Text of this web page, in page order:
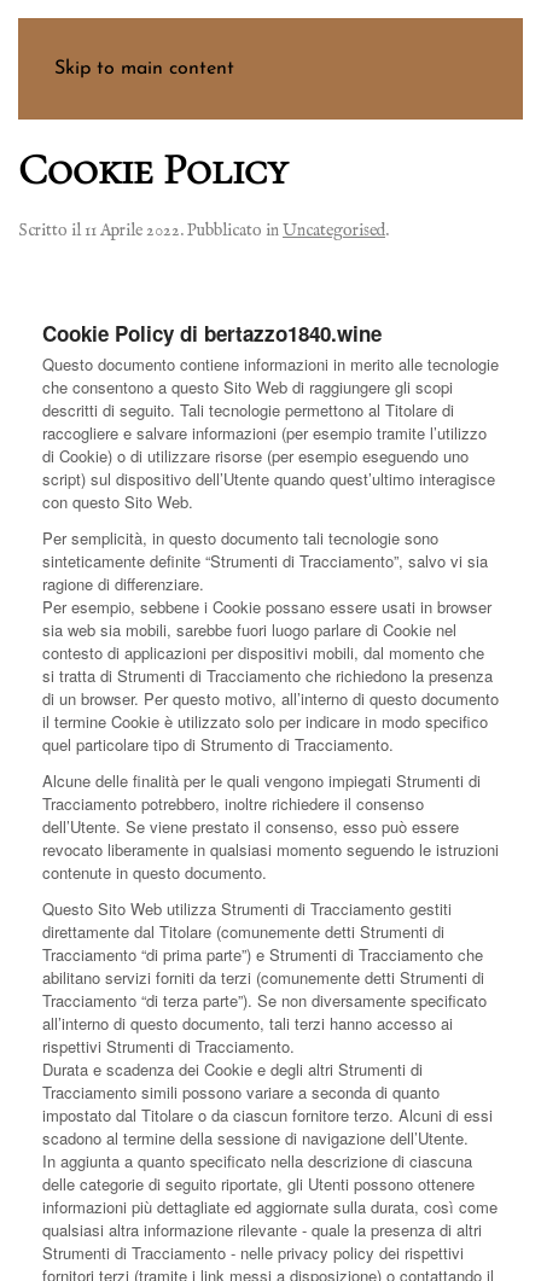
Skip to main content
Cookie Policy
Scritto il 11 Aprile 2022. Pubblicato inUncategorised.
Cookie Policy di bertazzo1840.wine
Questo documento contiene informazioni in merito alle tecnologie
che consentono a questo Sito Web di raggiungere gli scopi
descritti di seguito. Tali tecnologie permettono al Titolare di
raccogliere e salvare informazioni (per esempio tramite l’utilizzo
di Cookie) o di utilizzare risorse (per esempio eseguendo uno
script) sul dispositivo dell’Utente quando quest’ultimo interagisce
con questo Sito Web.
Per semplicità, in questo documento tali tecnologie sono
sinteticamente definite “Strumenti di Tracciamento”, salvo vi sia
ragione di differenziare.
Per esempio, sebbene i Cookie possano essere usati in browser
sia web sia mobili, sarebbe fuori luogo parlare di Cookie nel
contesto di applicazioni per dispositivi mobili, dal momento che
si tratta di Strumenti di Tracciamento che richiedono la presenza
di un browser. Per questo motivo, all’interno di questo documento
il termine Cookie è utilizzato solo per indicare in modo specifico
quel particolare tipo di Strumento di Tracciamento.
Alcune delle finalità per le quali vengono impiegati Strumenti di
Tracciamento potrebbero, inoltre richiedere il consenso
dell’Utente. Se viene prestato il consenso, esso può essere
revocato liberamente in qualsiasi momento seguendo le istruzioni
contenute in questo documento.
Questo Sito Web utilizza Strumenti di Tracciamento gestiti
direttamente dal Titolare (comunemente detti Strumenti di
Tracciamento “di prima parte”) e Strumenti di Tracciamento che
abilitano servizi forniti da terzi (comunemente detti Strumenti di
Tracciamento “di terza parte”). Se non diversamente specificato
all’interno di questo documento, tali terzi hanno accesso ai
rispettivi Strumenti di Tracciamento.
Durata e scadenza dei Cookie e degli altri Strumenti di
Tracciamento simili possono variare a seconda di quanto
impostato dal Titolare o da ciascun fornitore terzo. Alcuni di essi
scadono al termine della sessione di navigazione dell’Utente.
In aggiunta a quanto specificato nella descrizione di ciascuna
delle categorie di seguito riportate, gli Utenti possono ottenere
informazioni più dettagliate ed aggiornate sulla durata, così come
qualsiasi altra informazione rilevante - quale la presenza di altri
Strumenti di Tracciamento - nelle privacy policy dei rispettivi
fornitori terzi (tramite i link messi a disposizione) o contattando il